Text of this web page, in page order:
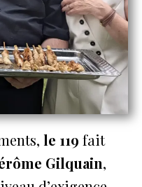
le 119 fait
Gilquain,